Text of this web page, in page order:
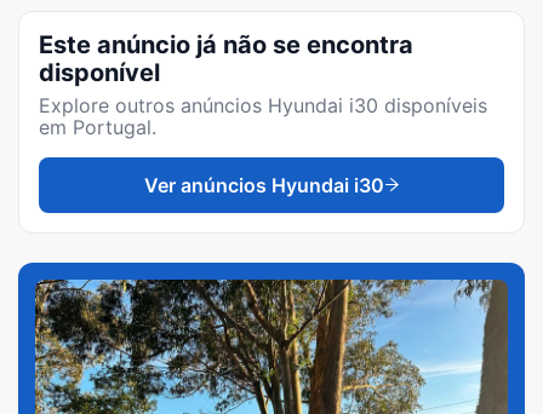
Este anúncio já não se encontra
disponível
Explore outros anúncios Hyundai i30 disponíveis
em Portugal.
Ver anúncios Hyundai i30